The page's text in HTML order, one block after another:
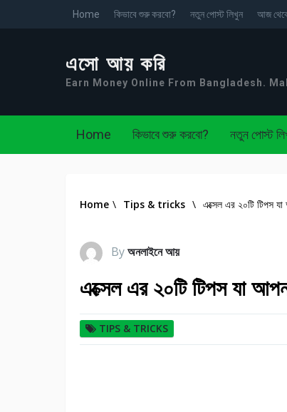
Home কিভাবে শুরু করবো? নতুন পোস্ট লিখুন আজ
এসো আয় করি
Earn Money Online From Bangladesh.
Home কিভাবে শুরু করবো? নতুন পোস্ট
Home \ Tips & tricks \ এক্সেল এর ২০টি টিপস
Byঅনলাইনে আয়
এক্সেল এর ২০টি টিপস যা
TIPS & TRICKS